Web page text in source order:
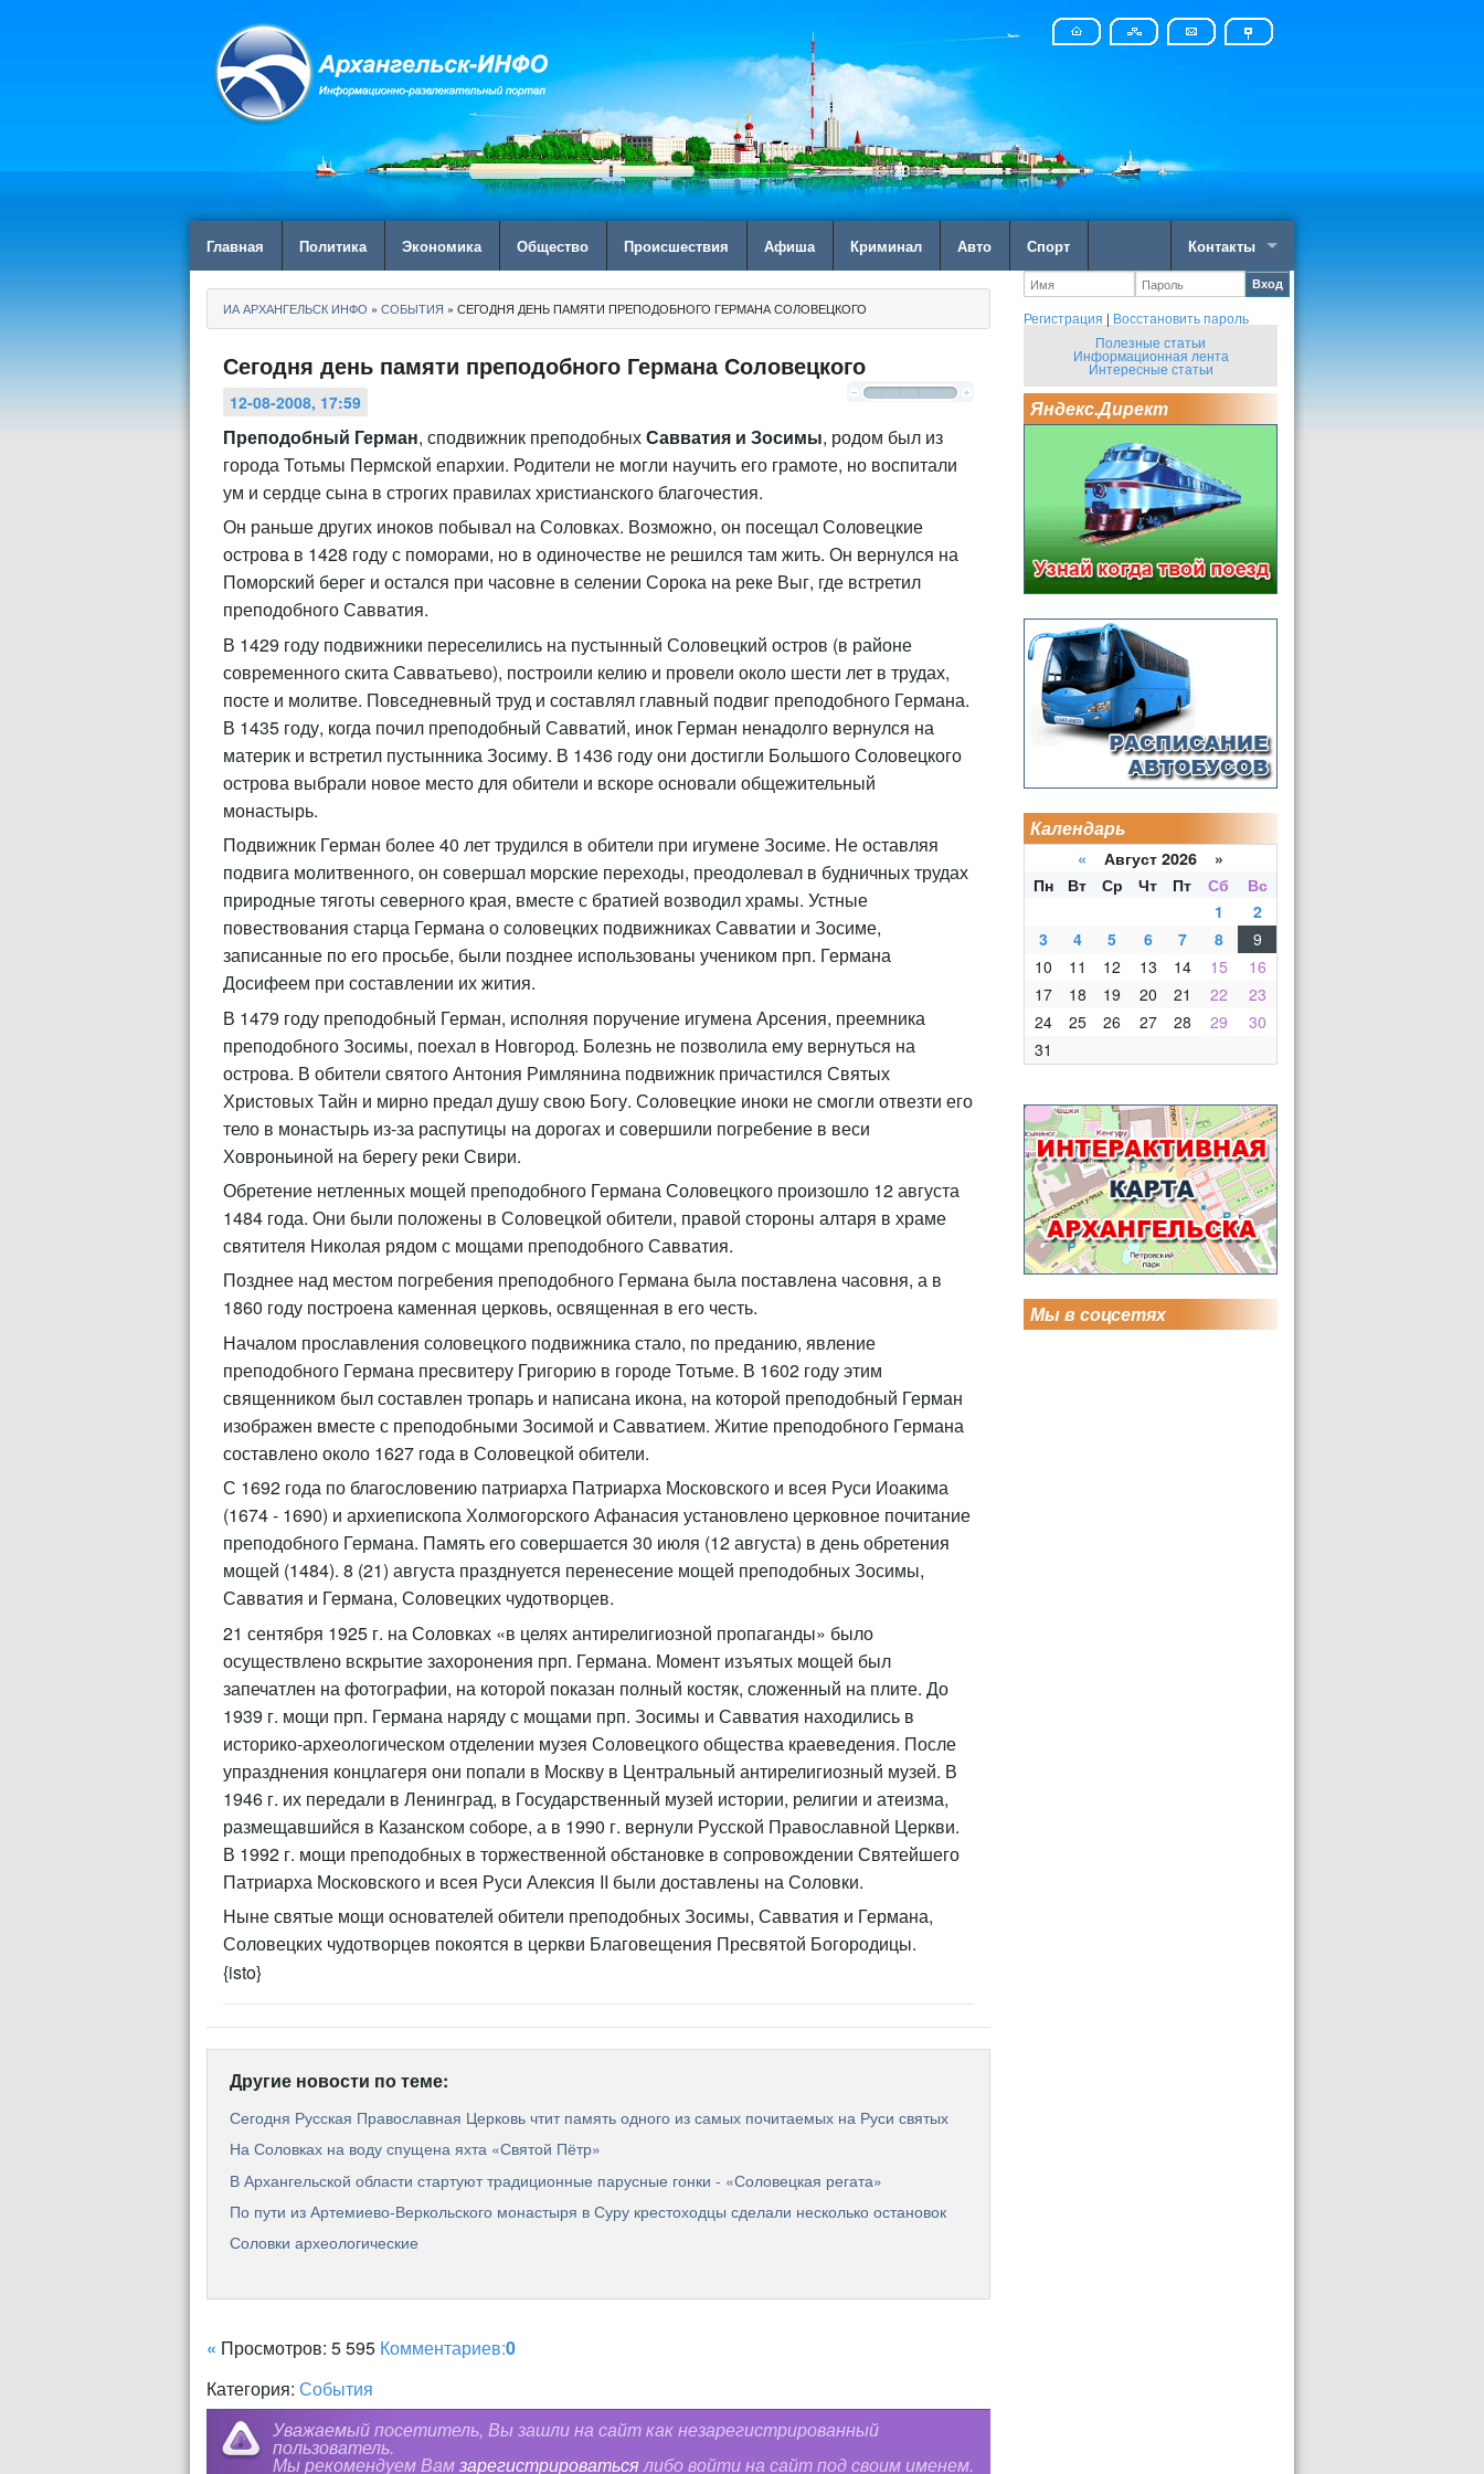
Главная Политика Экономика Общество Происшествия Афиша Криминал Авто Спорт Контакты
ИА АРХАНГЕЛЬСК ИНФО » СОБЫТИЯ » СЕГОДНЯ ДЕНЬ ПАМЯТИ ПРЕПОДОБНОГО ГЕРМАНА СОЛОВЕЦКОГО
Сегодня день памяти преподобного Германа Соловецкого
12-08-2008, 17:59
Преподобный Герман, сподвижник преподобныхСавватия и Зосимы, родом был из
города Тотьмы Пермской епархии. Родители не могли научить его грамоте, но воспитали
ум и сердце сына в строгих правилах христианского благочестия.
Он раньше других иноков побывал на Соловках. Возможно, он посещал Соловецкие
острова в 1428 году с поморами, но в одиночестве не решился там жить. Он вернулся на
Поморский берег и остался при часовне в селении Сорока на реке Выг, где встретил
преподобного Савватия.
В 1429 году подвижники переселились на пустынный Соловецкий остров (в районе
современного скита Савватьево), построили келию и провели около шести лет в трудах,
посте и молитве. Повседневный труд и составлял главный подвиг преподобного Германа.
В 1435 году, когда почил преподобный Савватий, инок Герман ненадолго вернулся на
материк и встретил пустынника Зосиму. В 1436 году они достигли Большого Соловецкого
острова выбрали новое место для обители и вскоре основали общежительный
монастырь.
Подвижник Герман более 40 лет трудился в обители при игумене Зосиме. Не оставляя
подвига молитвенного, он совершал морские переходы, преодолевал в будничных трудах
природные тяготы северного края, вместе с братией возводил храмы. Устные
повествования старца Германа о соловецких подвижниках Савватии и Зосиме,
записанные по его просьбе, были позднее использованы учеником прп. Германа
Досифеем при составлении их жития.
В 1479 году преподобный Герман, исполняя поручение игумена Арсения, преемника
преподобного Зосимы, поехал в Новгород. Болезнь не позволила ему вернуться на
острова. В обители святого Антония Римлянина подвижник причастился Святых
Христовых Тайн и мирно предал душу свою Богу. Соловецкие иноки не смогли отвезти его
тело в монастырь из-за распутицы на дорогах и совершили погребение в веси
Ховроньиной на берегу реки Свири.
Обретение нетленных мощей преподобного Германа Соловецкого произошло 12 августа
1484 года. Они были положены в Соловецкой обители, правой стороны алтаря в храме
святителя Николая рядом с мощами преподобного Савватия.
Позднее над местом погребения преподобного Германа была поставлена часовня, а в
1860 году построена каменная церковь, освященная в его честь.
Началом прославления соловецкого подвижника стало, по преданию, явление
преподобного Германа пресвитеру Григорию в городе Тотьме. В 1602 году этим
священником был составлен тропарь и написана икона, на которой преподобный Герман
изображен вместе с преподобными Зосимой и Савватием. Житие преподобного Германа
составлено около 1627 года в Соловецкой обители.
С 1692 года по благословению патриарха Патриарха Московского и всея Руси Иоакима
(1674 - 1690) и архиепископа Холмогорского Афанасия установлено церковное почитание
преподобного Германа. Память его совершается 30 июля (12 августа) в день обретения
мощей (1484). 8 (21) августа празднуется перенесение мощей преподобных Зосимы,
Савватия и Германа, Соловецких чудотворцев.
21 сентября 1925 г. на Соловках «в целях антирелигиозной пропаганды» было
осуществлено вскрытие захоронения прп. Германа. Момент изъятых мощей был
запечатлен на фотографии, на которой показан полный костяк, сложенный на плите. До
1939 г. мощи прп. Германа наряду с мощами прп. Зосимы и Савватия находились в
историко-археологическом отделении музея Соловецкого общества краеведения. После
упразднения концлагеря они попали в Москву в Центральный антирелигиозный музей. В
1946 г. их передали в Ленинград, в Государственный музей истории, религии и атеизма,
размещавшийся в Казанском соборе, а в 1990 г. вернули Русской Православной Церкви.
В 1992 г. мощи преподобных в торжественной обстановке в сопровождении Святейшего
Патриарха Московского и всея Руси Алексия II были доставлены на Соловки.
Ныне святые мощи основателей обители преподобных Зосимы, Савватия и Германа,
Соловецких чудотворцев покоятся в церкви Благовещения Пресвятой Богородицы.
{isto}
Другие новости по теме:
Сегодня Русская Православная Церковь чтит память одного из самых почитаемых на Руси святых
На Соловках на воду спущена яхта «Святой Пётр»
В Архангельской области стартуют традиционные парусные гонки - «Соловецкая регата»
По пути из Артемиево-Веркольского монастыря в Суру крестоходцы сделали несколько остановок
Соловки археологические
« Просмотров: 5 595 Комментариев:0
Категория: События
Уважаемый посетитель, Вы зашли на сайт как незарегистрированный
пользователь.
Мы рекомендуем Вамзарегистрироватьсялибо войти на сайт под своим именем.
Вход
Регистрация | Восстановить пароль
Полезные статьи
Информационная лента
Интересные статьи
Яндекс.Директ
Календарь
« Август 2026 »
Пн
Вт Ср Чт Пт Сб
Вс
1
2
3
4 5 6 7 8
9
10
11 12 13 14 15
16
17
18 19 20 21 22
23
24
25 26 27 28 29
30
31
Мы в соцсетях